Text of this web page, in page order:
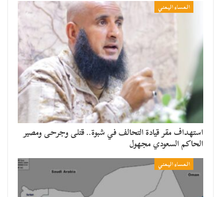
المساء اليمني
استهداف مقر قيادة التحالف في شبوة.. قتلى وجرحى ومصير
الحاكم السعودي مجهول
المساء اليمني